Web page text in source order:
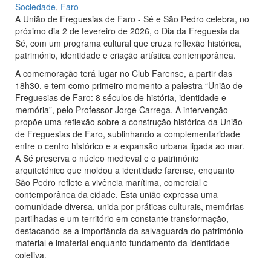
Sociedade, Faro
A União de Freguesias de Faro - Sé e São Pedro celebra, no
próximo dia 2 de fevereiro de 2026, o Dia da Freguesia da
Sé, com um programa cultural que cruza reflexão histórica,
património, identidade e criação artística contemporânea.
A comemoração terá lugar no Club Farense, a partir das
18h30, e tem como primeiro momento a palestra “União de
Freguesias de Faro: 8 séculos de história, identidade e
memória”, pelo Professor Jorge Carrega. A intervenção
propõe uma reflexão sobre a construção histórica da União
de Freguesias de Faro, sublinhando a complementaridade
entre o centro histórico e a expansão urbana ligada ao mar.
A Sé preserva o núcleo medieval e o património
arquitetónico que moldou a identidade farense, enquanto
São Pedro reflete a vivência marítima, comercial e
contemporânea da cidade. Esta união expressa uma
comunidade diversa, unida por práticas culturais, memórias
partilhadas e um território em constante transformação,
destacando-se a importância da salvaguarda do património
material e imaterial enquanto fundamento da identidade
coletiva.